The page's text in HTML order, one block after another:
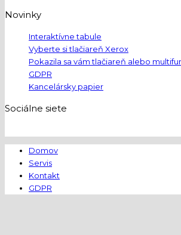
Novinky
Interaktívne tabule
Vyberte si tlačiareň Xerox
Pokazila sa vám tlačiareň alebo
GDPR
Kancelársky papier
Sociálne siete
Domov
Servis
Kontakt
GDPR